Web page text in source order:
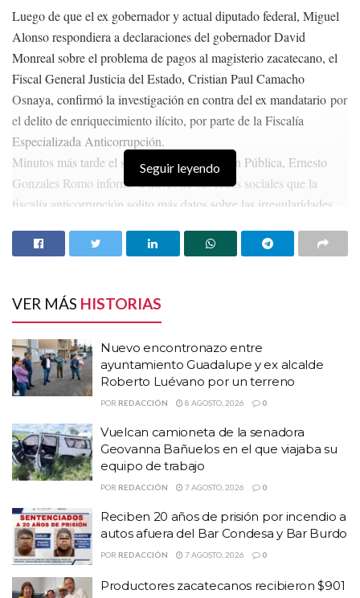
Luego de que el ex gobernador y actual diputado federal, Miguel
Alonso respondiera a declaraciones del gobernador David
Monreal sobre el problema de pagos al magisterio zacatecano, el
Fiscal General Justicia del Estado, Cristian Paul Camacho
Osnaya, confirmó la investigación en contra del ex mandatario por
el delito de enriquecimiento ilícito, por parte de la Fiscalía
Especializada Anticorrupción.
Minutos más tarde el secretario de la Función Pública, Ernesto
Gonzales Romo informó a través de sus redes sociales que la
fiscalía anticorrupción solito más datos sobre las irregularidades
de la carpeta 6366/2018, por el delito ya mencionado, carpeta que
En un video publicado en su red social de Faceboock el ex
mandatario estatal Miguel Alonso Reyes afirma que David
Monreal Miente y que sus declaraciones son dolosas,
irresponsables y falsas respecto al sector educativo.
RELACIONADAS
Nuevo encontronazo entre ayuntamiento
Guadalupe y ex alcalde Roberto Luévano por un
terreno
Bañuelos en el que viajaba su equipo de trabajo
Reciben 20 años de prisión por incendio a autos
afuera del Bar Condesa y Bar Burdo
Seguir leyendo
VER MÁS HISTORIAS
Nuevo encontronazo entre
ayuntamiento Guadalupe y ex alcalde
Roberto Luévano por un terreno
POR REDACCIÓN 8 AGOSTO, 2026 0
Vuelcan camioneta de la senadora
Geovanna Bañuelos en el que viajaba su
equipo de trabajo
POR REDACCIÓN 7 AGOSTO, 2026 0
Reciben 20 años de prisión por incendio a
autos afuera del Bar Condesa y Bar Burdo
POR REDACCIÓN 7 AGOSTO, 2026 0
Productores zacatecanos recibieron $901